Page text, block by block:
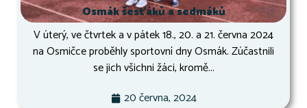
Osmák šesťáků a sedmáků
V úterý, ve čtvrtek a v pátek 18., 20. a 21. června 2024
na Osmičce proběhly sportovní dny Osmák. Zúčastnili
se jich všichni žáci, kromě...
20 června, 2024